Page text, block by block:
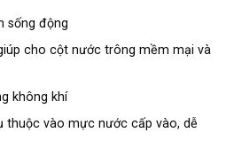
sống động
cho cột nước trông mềm mại và
không khí
thuộc vào mực nước cấp vào, dễ